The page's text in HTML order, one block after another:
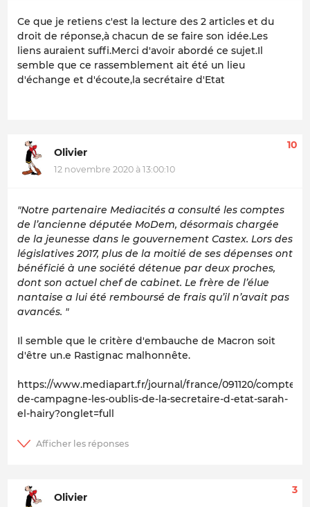
Ce que je retiens c'est la lecture des 2 articles et du
droit de réponse,à chacun de se faire son idée.Les
liens auraient suffi.Merci d'avoir abordé ce sujet.Il
semble que ce rassemblement ait été un lieu
d'échange et d'écoute,la secrétaire d'Etat
Olivier
12 novembre 2020 à 13:00:10
10
"Notre partenaire Mediacités a consulté les comptes
de l’ancienne députée MoDem, désormais chargée
de la jeunesse dans le gouvernement Castex. Lors des
législatives 2017, plus de la moitié de ses dépenses ont
bénéficié à une société détenue par deux proches,
dont son actuel chef de cabinet. Le frère de l’élue
nantaise a lui été remboursé de frais qu’il n’avait pas
avancés. "
Il semble que le critère d'embauche de Macron soit
d'être un.e Rastignac malhonnête.
https://www.mediapart.fr/journal/france/091120/comptes-
de-campagne-les-oublis-de-la-secretaire-d-etat-sarah-
el-hairy?onglet=full
Olivier
3